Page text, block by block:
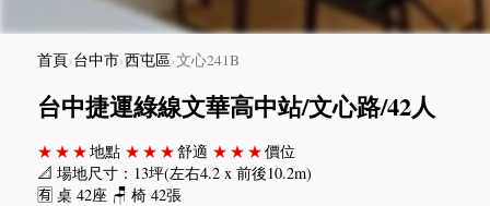
首頁›台中市›西屯區›文心241B
台中捷運綠線文華高中站/文心路/42人
★★★地點 ★★★舒適 ★★★價位
📐 場地尺寸：13坪(左右4.2 x 前後10.2m)
🈶 桌 42座 🪑 椅 42張